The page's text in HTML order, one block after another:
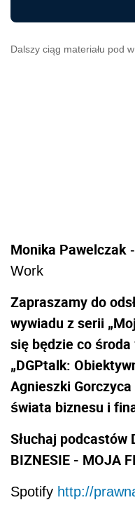
Dalszy ciąg materiału pod
Monika Pawelczak
Work
Zapraszamy do
wywiadu z serii
się będzie co
„DGPtalk:
Agnieszki
świata biznesu i
Słuchaj podcastów
BIZNESIE - MOJA
Spotify http://